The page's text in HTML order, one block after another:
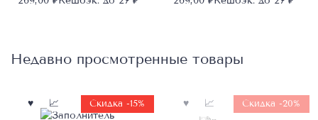
Недавно просмотренные товары
Скидка -15%
Нет в
наличииСкидка -20%